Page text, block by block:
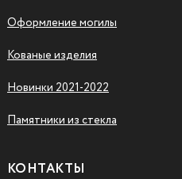
Оформление могилы
Кованые изделия
Новинки 2021-2022
Памятники из стекла
КОНТАКТЫ